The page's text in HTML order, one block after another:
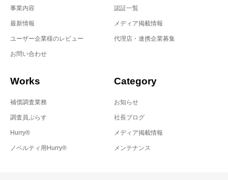
事業内容
最新情報
ユーザー企業様のレビュー
お問い合わせ
認証一覧
メディア掲載情報
代理店・連携企業募集
Works
補償調査業務
調査員ぷらす
Hurry®
ノベルティ用Hurry®
Category
お知らせ
社長ブログ
メディア掲載情報
メンテナンス